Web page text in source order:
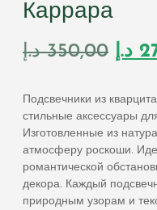
Каррара
350,00 د.إ د.إ
Подсвечники из
стильные аксессуары
Изготовленные из
атмосферу роскоши.
романтической
декора. Каждый
природным узорам и